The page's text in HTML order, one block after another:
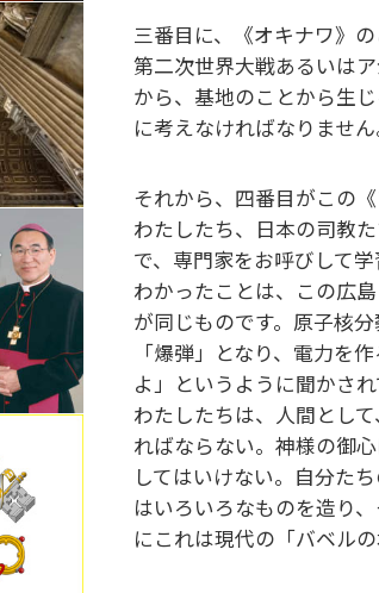
三番目に、《オキナワ》
第二次世界大戦あるいは
から、基地のことから生
に考えなければなりませ
それから、四番目がこの
わたしたち、日本の司教
で、専門家をお呼びして
わかったことは、この広
が同じものです。原子核
「爆弾」となり、電力を
よ」というように聞かさ
わたしたちは、人間とし
ればならない。神様の御
してはいけない。自分た
はいろいろなものを造り
にこれは現代の「バベル